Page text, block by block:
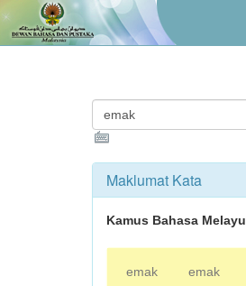
Maklumat Kata
Kamus Bahasa Melayu
emak emak